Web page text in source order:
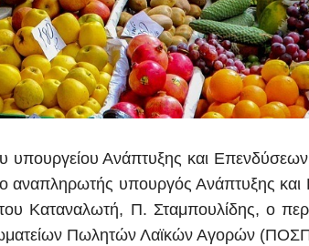
υπουργείου Ανάπτυξης και Επενδύσεων
αναπληρωτής υπουργός Ανάπτυξης
Καταναλωτή, Π. Σταμπουλίδης, ο
Πωλητών Λαϊκών Αγορών